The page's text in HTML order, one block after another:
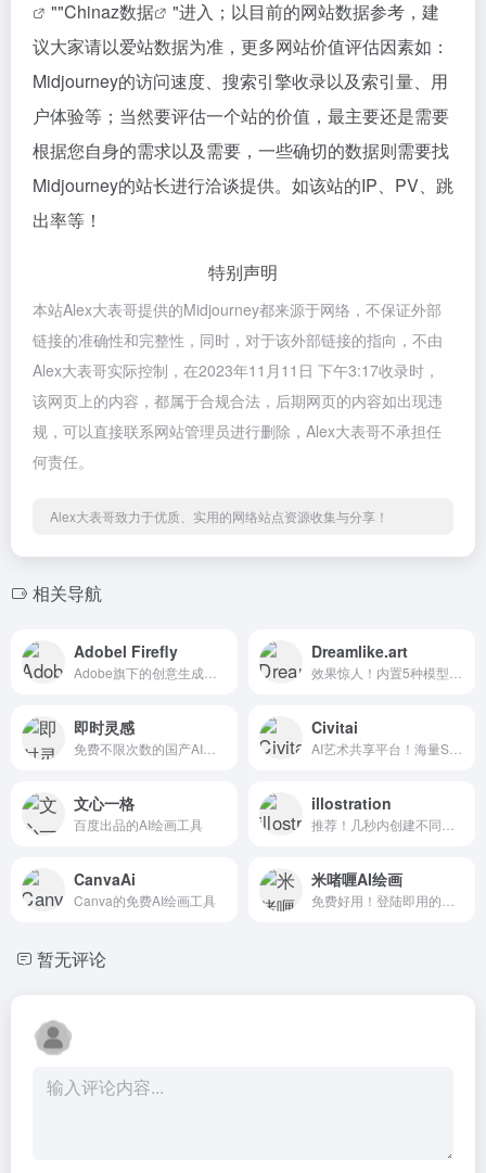
""Chinaz数据
"进入；以目前的网站数据参考，建
议大家请以爱站数据为准，更多网站价值评估因素如：
Midjourney的访问速度、搜索引擎收录以及索引量、用
户体验等；当然要评估一个站的价值，最主要还是需要
根据您自身的需求以及需要，一些确切的数据则需要找
Midjourney的站长进行洽谈提供。如该站的IP、PV、跳
出率等！
特别声明
本站Alex大表哥提供的Midjourney都来源于网络，不保证外部
链接的准确性和完整性，同时，对于该外部链接的指向，不由
Alex大表哥实际控制，在2023年11月11日 下午3:17收录时，
该网页上的内容，都属于合规合法，后期网页的内容如出现违
规，可以直接联系网站管理员进行删除，Alex大表哥不承担任
何责任。
Alex大表哥致力于优质、实用的网络站点资源收集与分享！
相关导航
Adobel Firefly Dreamlike.art
即时灵感 Civitai
文心一格
百度出品的AI绘画工具
illostration
CanvaAi
Canva的免费AI绘画工具
米啫喱AI绘画
暂无评论